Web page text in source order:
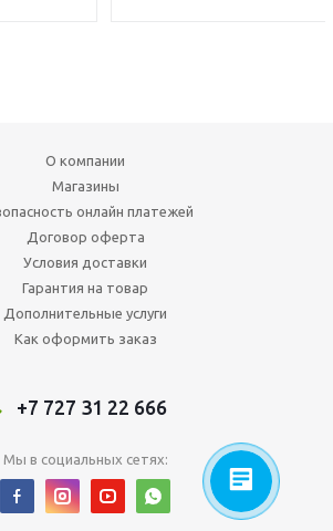
О компании
Магазины
онлайн платежей
Договор оферта
Условия доставки
Гарантия на товар
Дополнительные услуги
Как оформить заказ
+7 727 31 22 666
Мы в социальных сетях: